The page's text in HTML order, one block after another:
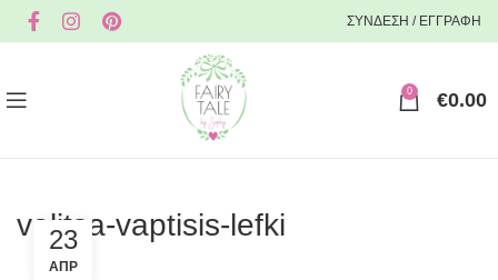
ΣΥΝΔΕΣΗ / ΕΓΓΡΑΦΗ
0 €0.00
valitsa-vaptisis-lefki
23
ΑΠΡ